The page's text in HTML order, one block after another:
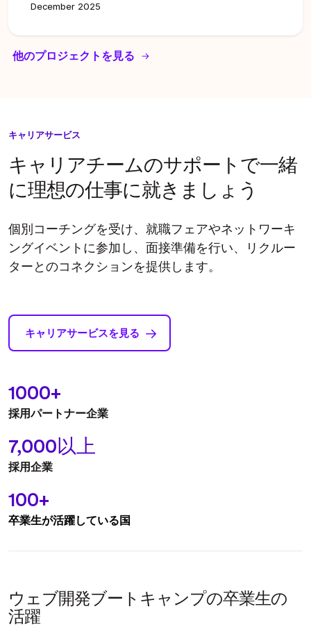
December 2025
他のプロジェクトを見る
キャリアサービス
キャリアチームのサポートで一緒
に理想の仕事に就きましょう
個別コーチングを受け、就職フェアやネットワーキ
ングイベントに参加し、面接準備を行い、リクルー
ターとのコネクションを提供します。
キャリアサービスを見る
1000+
採⽤パートナー企業
7,000以上
採用企業
100+
卒業生が活躍している国
ウェブ開発ブートキャンプの卒業生の
活躍